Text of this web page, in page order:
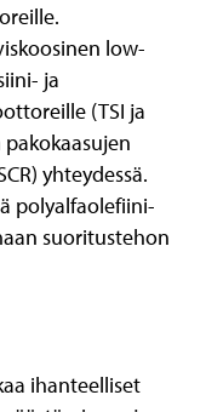
low-
ja
(TSI ja
yhteydessä.
polyalfaolefiini-
suoritustehon
ihanteelliset